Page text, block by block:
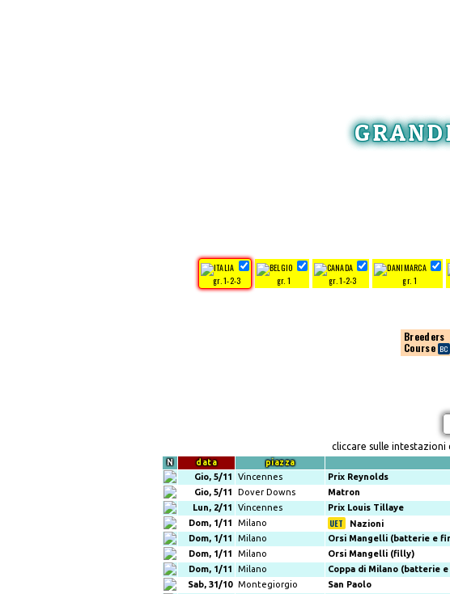
gr. 1-2-3 gr. 1 gr. 1-2-3 gr. 1
Breeders
Course
cliccare sulle
N data piazza
Gio, 5/11 Vincennes Prix Reynolds
Gio, 5/11
Dover Downs Matron
Lun, 2/11
Vincennes Prix Louis Tillaye
Dom, 1/11
Milano Nazioni
Dom, 1/11
Milano Orsi Mangelli (batterie e
Dom, 1/11
Milano Orsi Mangelli (filly)
Dom, 1/11
Milano Coppa di Milano (batterie
Sab, 31/10 Montegiorgio San Paolo